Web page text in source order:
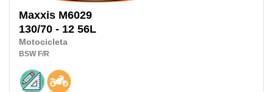
Maxxis M6029
130/70 - 12 56L
Motocicleta
BSW F/R